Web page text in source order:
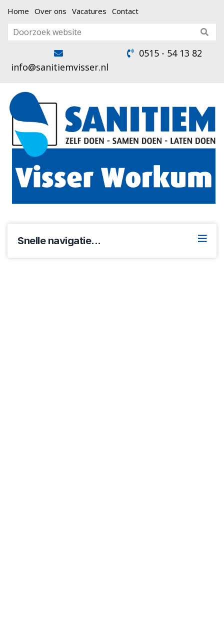
Home Over ons Vacatures Contact
info@sanitiemvisser.nl
0515 - 54 13 82
Snelle navigatie...